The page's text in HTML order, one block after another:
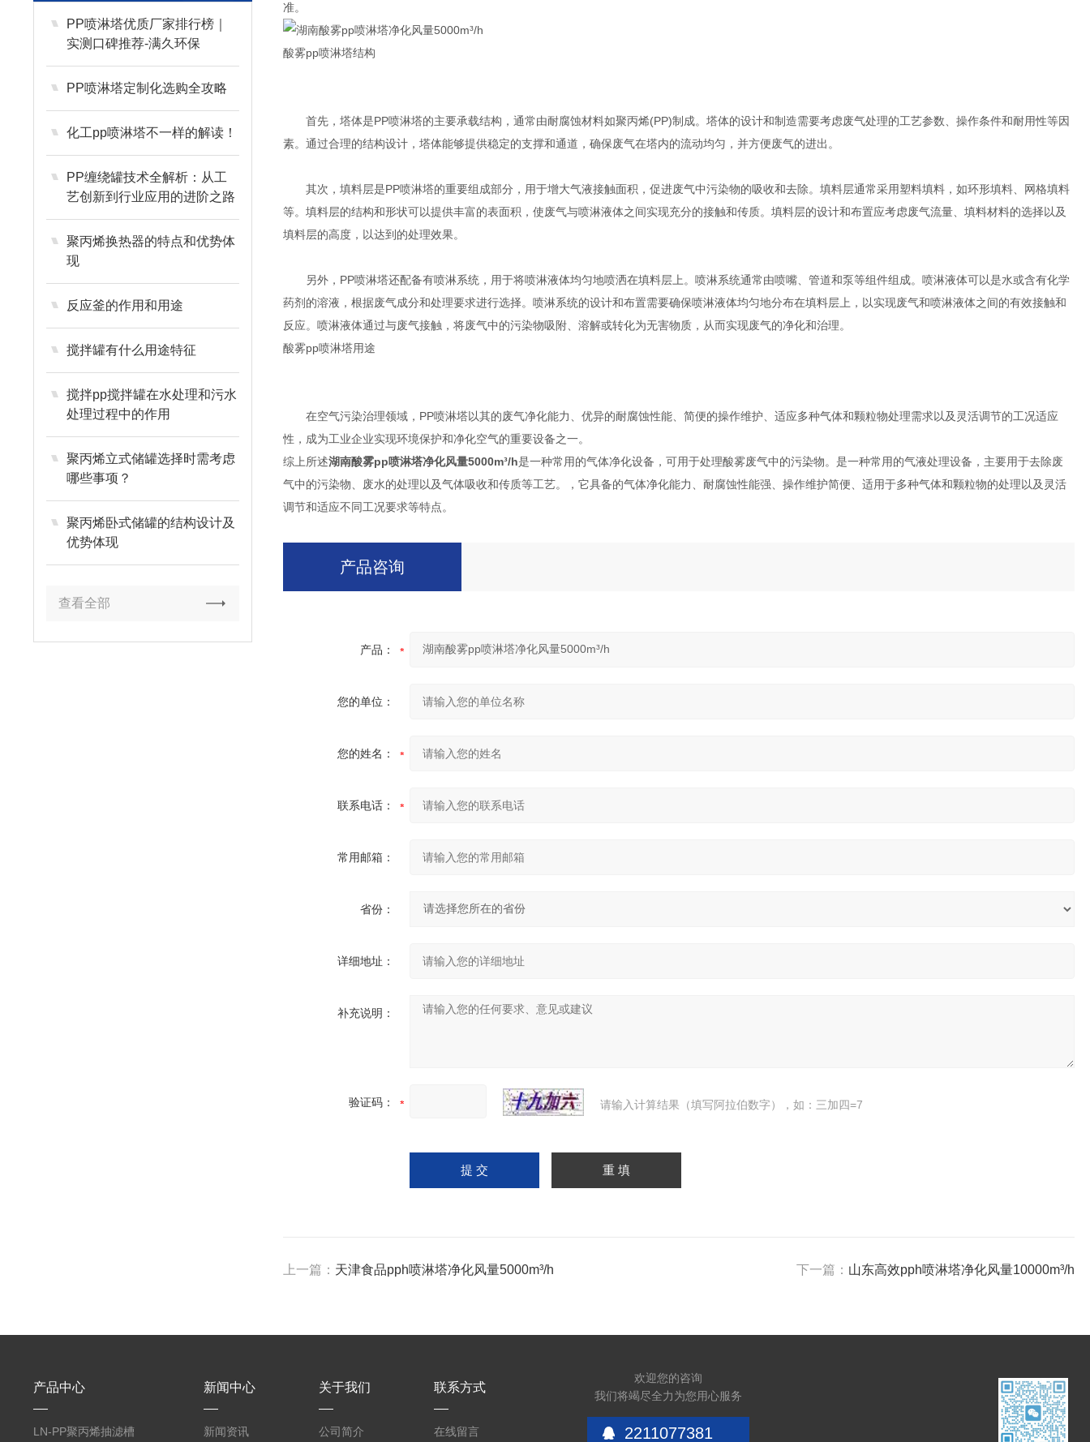
PP喷淋塔优质厂家排行榜｜
实测口碑推荐-满久环保
PP喷淋塔定制化选购全攻略
化工pp喷淋塔不一样的解读！
PP缠绕罐技术全解析：从工
艺创新到行业应用的进阶之路
聚丙烯换热器的特点和优势体
现
反应釜的作用和用途
搅拌罐有什么用途特征
搅拌pp搅拌罐在水处理和污水
处理过程中的作用
聚丙烯立式储罐选择时需考虑
哪些事项？
聚丙烯卧式储罐的结构设计及
优势体现
查看全部
准。
酸雾pp喷淋塔结构
首先，塔体是PP喷淋塔的主要承载结构，通常由耐腐蚀材料如聚丙烯(PP)制成。塔体的设计和制造需要考虑废气处理的工艺参数、操作条件和耐用性等因
素。通过合理的结构设计，塔体能够提供稳定的支撑和通道，确保废气在塔内的流动均匀，并方便废气的进出。
其次，填料层是PP喷淋塔的重要组成部分，用于增大气液接触面积，促进废气中污染物的吸收和去除。填料层通常采用塑料填料，如环形填料、网格填料
等。填料层的结构和形状可以提供丰富的表面积，使废气与喷淋液体之间实现充分的接触和传质。填料层的设计和布置应考虑废气流量、填料材料的选择以及
填料层的高度，以达到的处理效果。
另外，PP喷淋塔还配备有喷淋系统，用于将喷淋液体均匀地喷洒在填料层上。喷淋系统通常由喷嘴、管道和泵等组件组成。喷淋液体可以是水或含有化学
药剂的溶液，根据废气成分和处理要求进行选择。喷淋系统的设计和布置需要确保喷淋液体均匀地分布在填料层上，以实现废气和喷淋液体之间的有效接触和
反应。喷淋液体通过与废气接触，将废气中的污染物吸附、溶解或转化为无害物质，从而实现废气的净化和治理。
酸雾pp喷淋塔用途
在空气污染治理领域，PP喷淋塔以其的废气净化能力、优异的耐腐蚀性能、简便的操作维护、适应多种气体和颗粒物处理需求以及灵活调节的工况适应
性，成为工业企业实现环境保护和净化空气的重要设备之一。
综上所述湖南酸雾pp喷淋塔净化风量5000m³/h是一种常用的气体净化设备，可用于处理酸雾废气中的污染物。是一种常用的气液处理设备，主要用于去除废
气中的污染物、废水的处理以及气体吸收和传质等工艺。，它具备的气体净化能力、耐腐蚀性能强、操作维护简便、适用于多种气体和颗粒物的处理以及灵活
调节和适应不同工况要求等特点。
产品咨询
产品：
您的单位：
您的姓名：
联系电话：
常用邮箱：
省份：
详细地址：
补充说明：
验证码： 请输入计算结果（填写阿拉伯数字），如：三加四=7
上一篇： 天津食品pph喷淋塔净化风量5000m³/h 下一篇： 山东高效pph喷淋塔净化风量10000m³/h
产品中心
LN-PP聚丙烯抽滤槽
新闻中心
新闻资讯
关于我们
公司简介
联系方式
在线留言
欢迎您的咨询
我们将竭尽全力为您用心服务
2211077381